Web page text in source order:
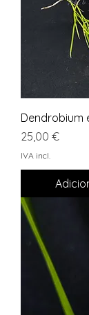
Dendrobium
Preço
25,00 €
IVA incl.